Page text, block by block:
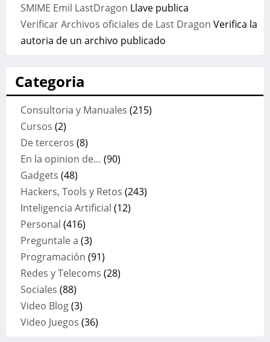
SMIME Emil LastDragon Llave publica
Verificar Archivos oficiales de Last Dragon Verifica la
autoria de un archivo publicado
Categoria
Consultoria y Manuales (215)
Cursos (2)
De terceros (8)
En la opinion de… (90)
Gadgets (48)
Hackers, Tools y Retos (243)
Inteligencia Artificial (12)
Personal (416)
Preguntale a (3)
Programación (91)
Redes y Telecoms (28)
Sociales (88)
Video Blog(3)
Video Juegos (36)